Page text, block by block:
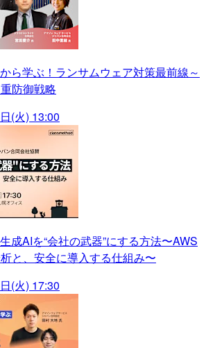
ら学ぶ！ランサムウェア対策最前線～
防御戦略
(火) 13:00
成AIを“会社の武器”にする方法〜AWS
と、安全に導入する仕組み〜
(火) 17:30